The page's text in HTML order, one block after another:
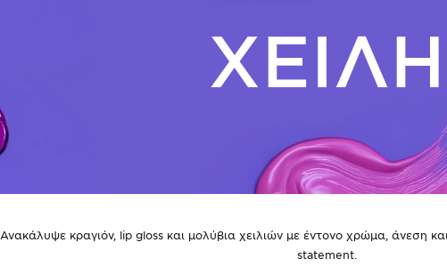
ΧΕΙΛΗ
Ανακάλυψε κραγιόν, lip gloss και μολύβια χειλιών με έντονο χρώμα, άνεση
statement.